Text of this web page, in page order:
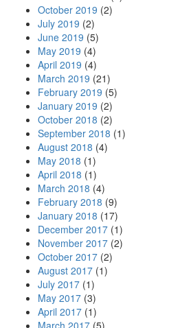
October 2019 (2)
July 2019 (2)
June 2019 (5)
May 2019 (4)
April 2019 (4)
March 2019 (21)
February 2019 (5)
January 2019 (2)
October 2018 (2)
September 2018 (1)
August 2018 (4)
May 2018 (1)
April 2018 (1)
March 2018 (4)
February 2018 (9)
January 2018 (17)
December 2017 (1)
November 2017 (2)
October 2017 (2)
August 2017 (1)
July 2017 (1)
May 2017 (3)
April 2017 (1)
March 2017 (5)